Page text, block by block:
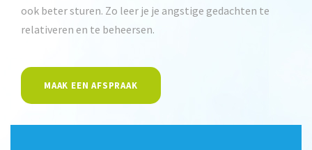
ook beter sturen. Zo leer je je angstige gedachten te
relativeren en te beheersen.
MAAK EEN AFSPRAAK